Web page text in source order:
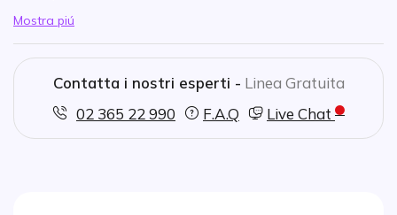
Mostra piú
Contatta i nostri esperti - Linea Gratuita
02 365 22 990
F.A.Q Live Chat